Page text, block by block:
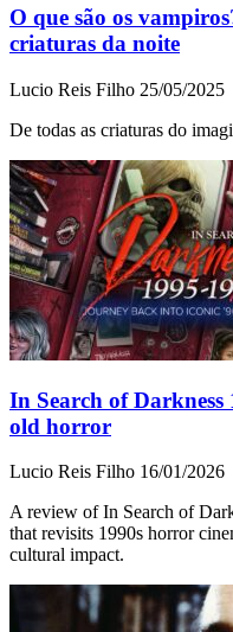
O que são os
criaturas da noite
Lucio Reis Filho 25/05/2025
De todas as criaturas do
In Search of Darkness
old horror
Lucio Reis Filho 16/01/2026
A review of In Search of
that revisits 1990s horror
cultural impact.